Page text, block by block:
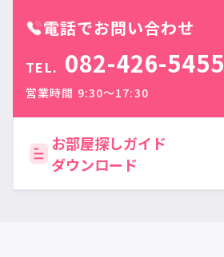
電話でお問い合わせ
TEL. 082-426-5455
営業時間 9:30〜17:30
お部屋探しガイド
ダウンロード